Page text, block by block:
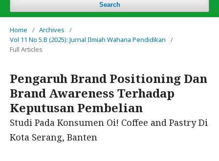
Search
Home / Archives
/
Vol 11 No 5.B (2025): Jurnal Ilmiah Wahana Pendidikan
/
Full Articles
Pengaruh Brand Positioning Dan
Brand Awareness Terhadap
Keputusan Pembelian
Studi Pada Konsumen Oi! Coffee and Pastry Di
Kota Serang, Banten